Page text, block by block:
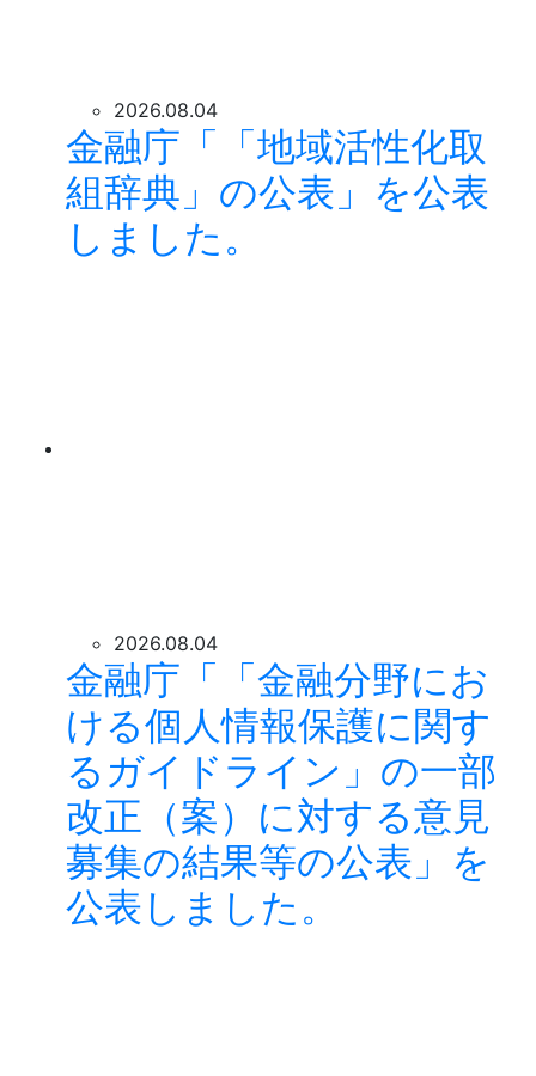
2026.08.04
金融庁「「地域活性化取
組辞典」の公表」を公表
しました。
2026.08.04
金融庁「「金融分野にお
ける個人情報保護に関す
るガイドライン」の一部
改正（案）に対する意見
募集の結果等の公表」を
公表しました。